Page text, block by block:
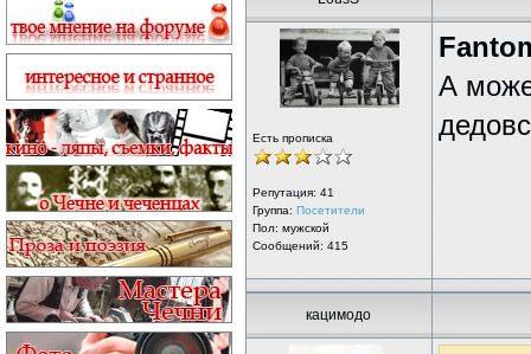
Есть прописка
Репутация: 41
Группа: Посетители
Пол: мужской
Сообщений: 415
А
кацимодо